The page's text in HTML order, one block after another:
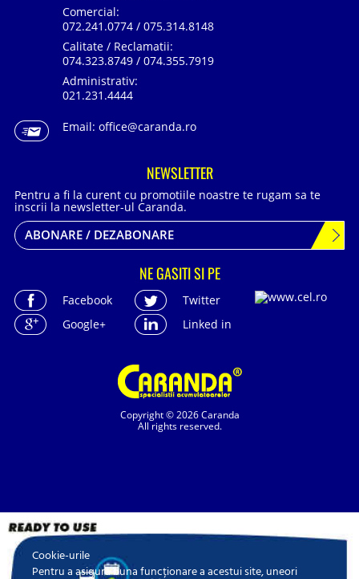
Copyright © 2026 Caranda
All rights reserved.
Comercial:
072.241.0774 / 075.314.8148
Calitate / Reclamatii:
074.323.8749 / 074.355.7919
Administrativ:
021.231.4444
Email: office@caranda.ro
NEWSLETTER
Pentru a fi la curent cu promotiile noastre te rugam sa te
inscrii la newsletter-ul Caranda.
ABONARE / DEZABONARE
NE GASITI SI PE
Facebook
Twitter
Google+
Linked in
SC. CARANDA BATERII SRL. | SR EN ISO 9001:2015, SR EN ISO 14001:2015, SR
ISO 45001:2018 |
Cookie-urile
Pentru a asigura buna funcționare a acestui site, uneori